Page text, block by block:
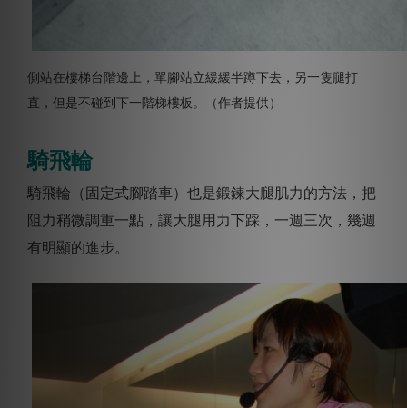
側站在樓梯台階邊上，單腳站立緩緩半蹲下去，另一隻腿打
直，但是不碰到下一階梯樓板。（作者提供）
騎飛輪
騎飛輪（固定式腳踏車）也是鍛鍊大腿肌力的方法，把
阻力稍微調重一點，讓大腿用力下踩，一週三次，幾週
有明顯的進步。